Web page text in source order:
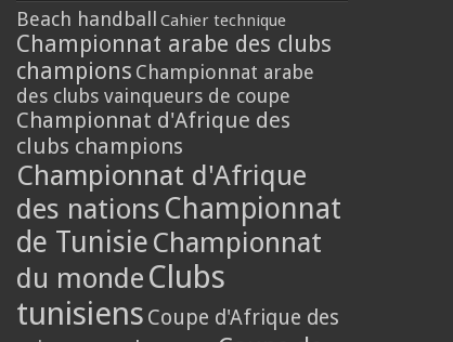
Beach handball Cahier technique
Championnat arabe des clubs
champions Championnat arabe
des clubs vainqueurs de coupe
Championnat d'Afrique des
clubs champions
Championnat d'Afrique
des nations Championnat
de Tunisie Championnat
du monde Clubs
tunisiens Coupe d'Afrique des